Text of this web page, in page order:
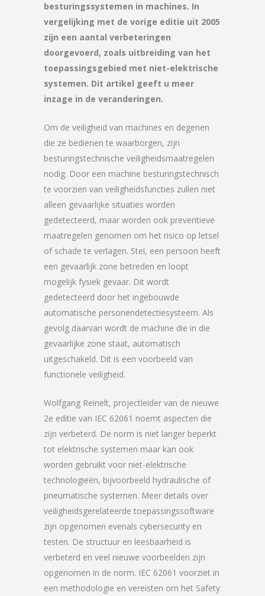
besturingssystemen in machines. In
vergelijking met de vorige editie uit 2005
zijn een aantal verbeteringen
doorgevoerd, zoals uitbreiding van het
toepassingsgebied met niet-elektrische
systemen. Dit artikel geeft u meer
inzage in de veranderingen.
Om de veiligheid van machines en degenen
die ze bedienen te waarborgen, zijn
besturingstechnische veiligheidsmaatregelen
nodig. Door een machine besturingstechnisch
te voorzien van veiligheidsfuncties zullen niet
alleen gevaarlijke situaties worden
gedetecteerd, maar worden ook preventieve
maatregelen genomen om het risico op letsel
of schade te verlagen. Stel, een persoon heeft
een gevaarlijk zone betreden en loopt
mogelijk fysiek gevaar. Dit wordt
gedetecteerd door het ingebouwde
automatische personendetectiesysteem. Als
gevolg daarvan wordt de machine die in die
gevaarlijke zone staat, automatisch
uitgeschakeld. Dit is een voorbeeld van
functionele veiligheid.
Wolfgang Reinelt, projectleider van de nieuwe
2e editie van IEC 62061 noemt aspecten die
zijn verbeterd. De norm is niet langer beperkt
tot elektrische systemen maar kan ook
worden gebruikt voor niet-elektrische
technologieën, bijvoorbeeld hydraulische of
pneumatische systemen. Meer details over
veiligheidsgerelateerde toepassingssoftware
zijn opgenomen evenals cybersecurity en
testen. De structuur en leesbaarheid is
verbeterd en veel nieuwe voorbeelden zijn
opgenomen in de norm. IEC 62061 voorziet in
een methodologie en vereisten om het Safety